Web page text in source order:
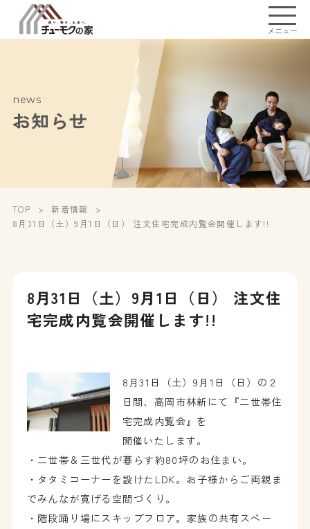
メニュー
news
お知らせ
TOP
新着情報
8月31日（土）9月1日（日） 注文住宅完成内覧会開催します!!
8月31日（土）9月1日（日） 注文住
宅完成内覧会開催します!!
8月31日（土）9月1日（日）の２
日間、高岡市林新にて『二世帯住
宅完成内覧会』を
開催いたします。
・二世帯＆三世代が暮らす約80坪のお住まい。
・タタミコーナーを設けたLDK。お子様からご両親ま
でみんなが寛げる空間づくり。
・階段踊り場にスキップフロア。家族の共有スペー